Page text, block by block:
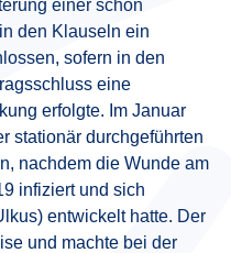
einer schon
den Klauseln ein
sofern in den
eine
erfolgte. Im Januar
stationär durchgeführten
nachdem die Wunde am
infiziert und sich
entwickelt hatte. Der
und machte bei der